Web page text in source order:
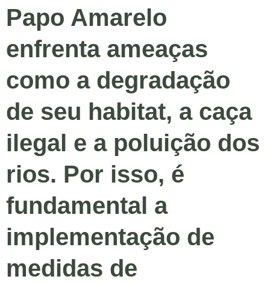
Papo Amarelo
enfrenta ameaças
como a degradação
de seu habitat, a caça
ilegal e a poluição dos
rios. Por isso, é
fundamental a
implementação de
medidas de